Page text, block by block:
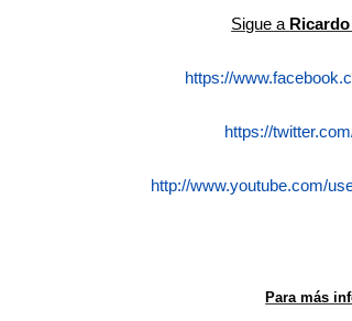
Sigue a
https://
https://
http://www.youtube.com/
Para más